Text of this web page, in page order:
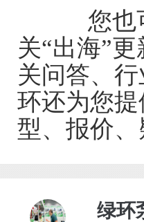
您也可
关“出海”
关问答、
环还为您
型、报价
绿环